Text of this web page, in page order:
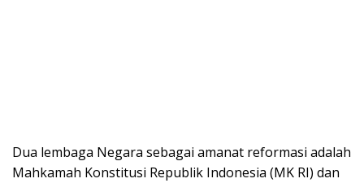
Dua lembaga Negara sebagai amanat reformasi adalah
Mahkamah Konstitusi Republik Indonesia (MK RI) dan